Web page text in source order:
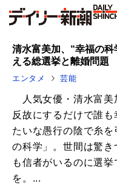
清水富美加、“幸福の
える総選挙と離婚問題
エンタメ 芸能
人気女優・清水富美
反故にするだけで誰
たいな愚行の陰で糸
の科学」。世間は驚
も信者がいるのに選
を。...